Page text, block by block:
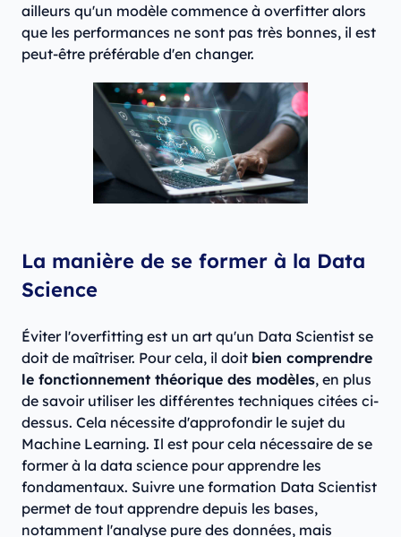
ailleurs qu'un modèle commence à overfitter alors
que les performances ne sont pas très bonnes, il est
peut-être préférable d'en changer.
La manière de se former à la Data
Science
Éviter l'overfitting est un art qu'un Data Scientist se
doit de maîtriser. Pour cela, il doit bien comprendre
le fonctionnement théorique des modèles, en plus
de savoir utiliser les différentes techniques citées ci-
dessus. Cela nécessite d'approfondir le sujet du
Machine Learning. Il est pour cela nécessaire de se
former à la data science pour apprendre les
fondamentaux. Suivre une formation Data Scientist
permet de tout apprendre depuis les bases,
notamment l'analyse pure des données, mais